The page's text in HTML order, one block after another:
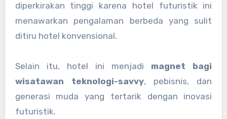
diperkirakan tinggi karena hotel futuristik ini
menawarkan pengalaman berbeda yang sulit
ditiru hotel konvensional.
Selain itu, hotel ini menjadi magnet bagi
wisatawan teknologi-savvy, pebisnis, dan
generasi muda yang tertarik dengan inovasi
futuristik.